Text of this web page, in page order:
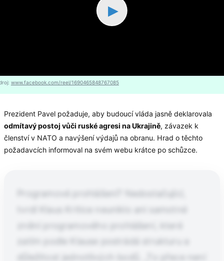
▶
www.facebook.com/reel/1690465848767085
Prezident Pavel požaduje, aby budoucí vláda jasně deklarovala
odmítavý postoj vůči ruské agresi na Ukrajině, závazek k
členství v NATO a navýšení výdajů na obranu. Hrad o těchto
požadavcích informoval na svém webu krátce po schůzce.